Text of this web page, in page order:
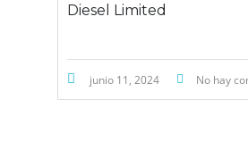
Diesel Limited
junio 11, 2024 No hay